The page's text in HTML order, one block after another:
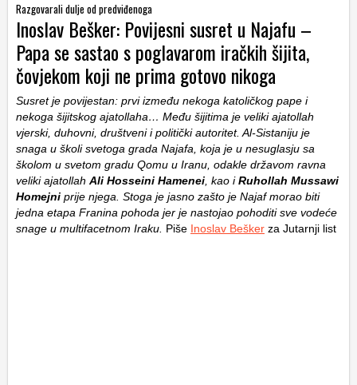
Razgovarali dulje od predviđenoga
Inoslav Bešker: Povijesni susret u Najafu –
Papa se sastao s poglavarom iračkih šijita,
čovjekom koji ne prima gotovo nikoga
Susret je povijestan: prvi između nekoga katoličkog pape i
nekoga šijitskog ajatollaha… Među šijitima je veliki ajatollah
vjerski, duhovni, društveni i politički autoritet. Al-Sistaniju je
snaga u školi svetoga grada Najafa, koja je u nesuglasju sa
školom u svetom gradu Qomu u Iranu, odakle državom ravna
veliki ajatollah Ali Hosseini Hamenei , kao iRuhollah Mussawi
Homejni prije njega. Stoga je jasno zašto je Najaf morao biti
jedna etapa Franina pohoda jer je nastojao pohoditi sve vodeće
snage u multifacetnom Iraku. Piše Inoslav Bešker za Jutarnji list